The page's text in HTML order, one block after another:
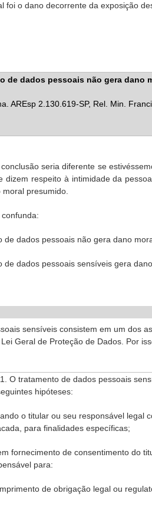
foi o dano decorrente da exposição
de dados pessoais não gera dano
AREsp 2.130.619-SP, Rel. Min.
seria diferente se
dizem respeito à intimidade da
presumido.
de dados pessoais não gera dano
de dados pessoais sensíveis gera
sensíveis consistem em um dos
Geral de Proteção de Dados. Por
O tratamento de dados pessoais
hipóteses:
o titular ou seu responsável legal
para finalidades específicas;
fornecimento de consentimento do
para:
de obrigação legal ou